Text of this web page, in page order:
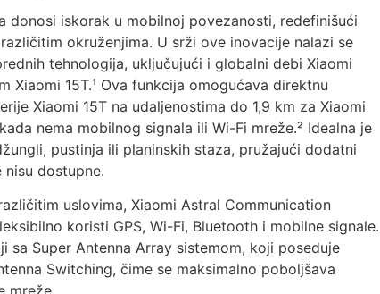
donosi iskorak u mobilnoj povezanosti, redefinišući
okruženjima. U srži ove inovacije nalazi se
tehnologija, uključujući i globalni debi Xiaomi
Xiaomi 15T.¹ Ova funkcija omogućava direktnu
Xiaomi 15T na udaljenostima do 1,9 km za Xiaomi
nema mobilnog signala ili Wi-Fi mreže.² Idealna je
pustinja ili planinskih staza, pružajući dodatni
dostupne.
uslovima, Xiaomi Astral Communication
koristi GPS, Wi-Fi, Bluetooth i mobilne signale.
sa Super Antenna Array sistemom, koji poseduje
Switching, čime se maksimalno poboljšava